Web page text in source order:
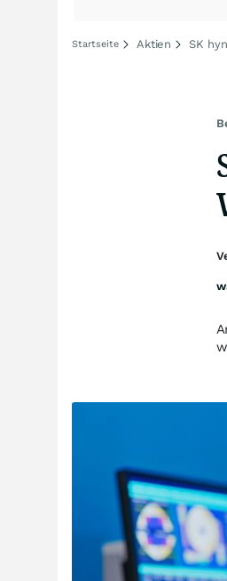
Startseite Aktien SK